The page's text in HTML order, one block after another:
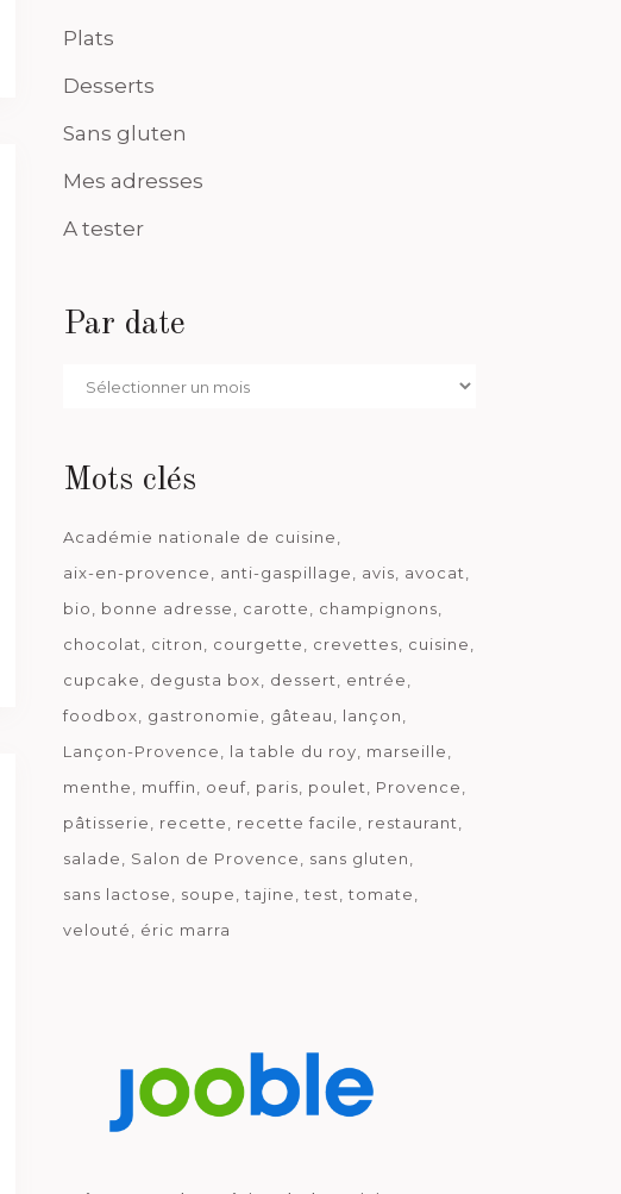
Plats
Desserts
Sans gluten
Mes adresses
A tester
Par date
Par
Mots clés
Académie nationale de cuisine
aix-en-provence
anti-gaspillage avis
avocat
bio
bonne adresse carotte
champignons
chocolat
citron courgette crevettes
cuisine
cupcake
degusta box dessert
entrée
foodbox
gastronomie gâteau
lançon
Lançon-Provence
la table du roy
marseille
menthe
muffin oeuf paris poulet
Provence
pâtisserie
recette recette facile
restaurant
salade
Salon de Provence
sans gluten
sans lactose
soupe tajine test
tomate
velouté
éric marra